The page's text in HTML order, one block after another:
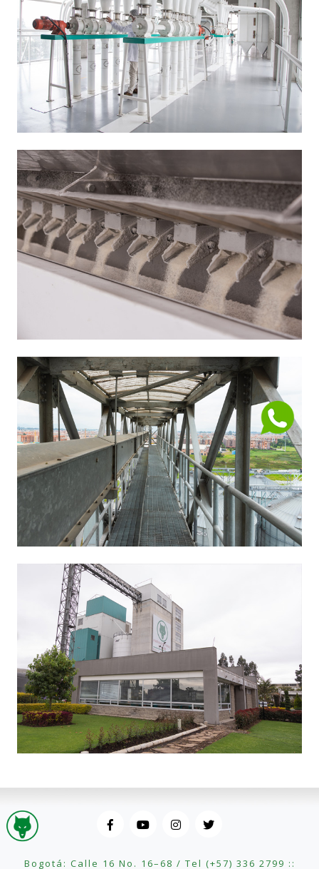
Bogotá: Calle 16 No. 16–68 / Tel (+57) 336 2799 ::